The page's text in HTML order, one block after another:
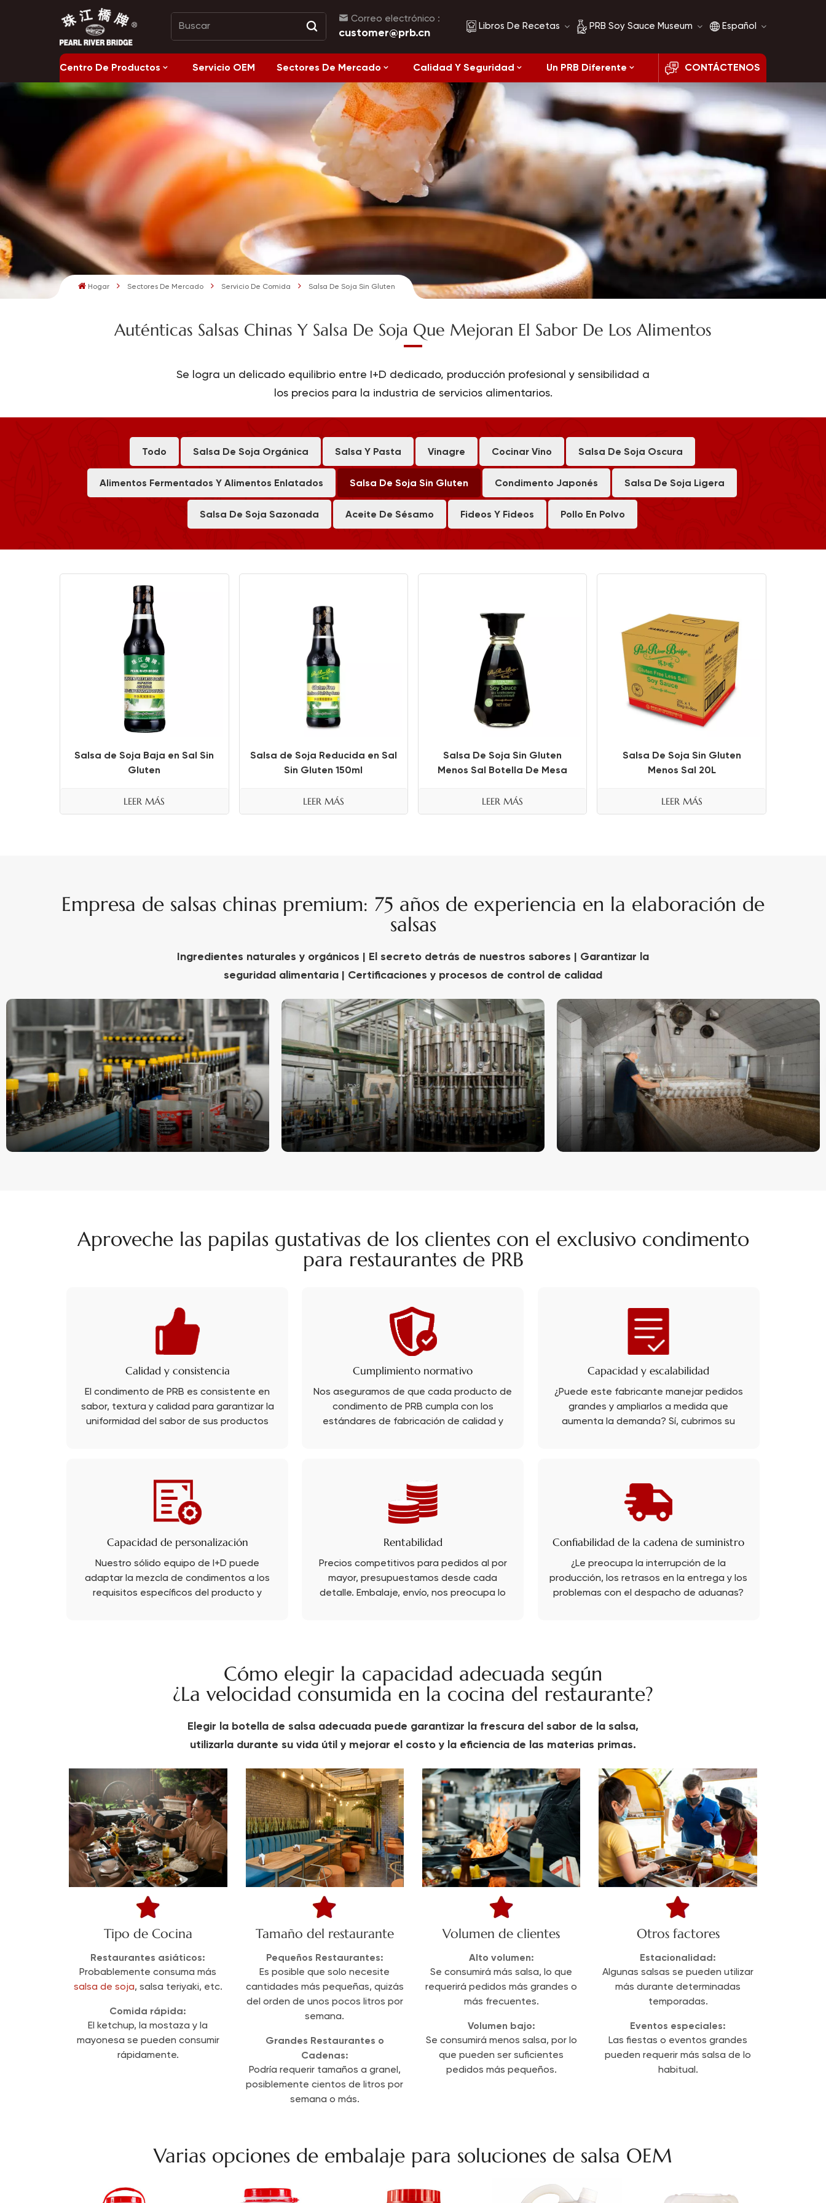
Correo electrónico :
customer@prb.cn Libros De Recetas
Recetas
Alimentación
Saludable
PRB Soy Sauce Museum
Historia de la salsa de
soja
Comparación de salsa
de soja
Español
English
français
العربية
Centro De Productos Servicio OEM Sectores De Mercado Calidad Y Seguridad Un PRB Diferente CONTÁCTENOS
Hogar Sectores De Mercado Servicio De Comida Salsa De Soja Sin Gluten
Auténticas Salsas Chinas Y Salsa De Soja Que Mejoran El Sabor De Los Alimentos
Se logra un delicado equilibrio entre I+D dedicado, producción profesional y sensibilidad a
los precios para la industria de servicios alimentarios.
Todo Salsa De Soja Orgánica Salsa Y Pasta Vinagre Cocinar Vino Salsa De Soja Oscura
Alimentos Fermentados Y Alimentos Enlatados Salsa De Soja Sin Gluten Condimento Japonés Salsa De Soja Ligera
Salsa De Soja Sazonada Aceite De Sésamo Fideos Y Fideos Pollo En Polvo
Salsa de Soja Baja en Sal Sin
Gluten
LEER MÁS
Salsa de Soja Reducida en Sal
Sin Gluten 150ml
LEER MÁS
Salsa De Soja Sin Gluten
Menos Sal Botella De Mesa
LEER MÁS
Salsa De Soja Sin Gluten
Menos Sal 20L
LEER MÁS
Empresa de salsas chinas premium: 75 años de experiencia en la elaboración de
salsas
Ingredientes naturales y orgánicos | El secreto detrás de nuestros sabores | Garantizar la
seguridad alimentaria | Certificaciones y procesos de control de calidad
Aproveche las papilas gustativas de los clientes con el exclusivo condimento
para restaurantes de PRB
Calidad y consistencia
El condimento de PRB es consistente en
sabor, textura y calidad para garantizar la
uniformidad del sabor de sus productos
Cumplimiento normativo
Nos aseguramos de que cada producto de
condimento de PRB cumpla con los
estándares de fabricación de calidad y
Capacidad y escalabilidad
¿Puede este fabricante manejar pedidos
grandes y ampliarlos a medida que
aumenta la demanda? Sí, cubrimos su
Capacidad de personalización
Nuestro sólido equipo de I+D puede
adaptar la mezcla de condimentos a los
requisitos específicos del producto y
Rentabilidad
Precios competitivos para pedidos al por
mayor, presupuestamos desde cada
detalle. Embalaje, envío, nos preocupa lo
Confiabilidad de la cadena de suministro
¿Le preocupa la interrupción de la
producción, los retrasos en la entrega y los
problemas con el despacho de aduanas?
Cómo elegir la capacidad adecuada según
¿La velocidad consumida en la cocina del restaurante?
Elegir la botella de salsa adecuada puede garantizar la frescura del sabor de la salsa,
utilizarla durante su vida útil y mejorar el costo y la eficiencia de las materias primas.
Tipo de Cocina
Restaurantes asiáticos:
Probablemente consuma más
salsa de soja, salsa teriyaki, etc.
Comida rápida:
El ketchup, la mostaza y la
mayonesa se pueden consumir
rápidamente.
Tamaño del restaurante
Pequeños Restaurantes:
Es posible que solo necesite
cantidades más pequeñas, quizás
del orden de unos pocos litros por
semana.
Grandes Restaurantes o
Cadenas:
Podría requerir tamaños a granel,
posiblemente cientos de litros por
semana o más.
Volumen de clientes
Alto volumen:
Se consumirá más salsa, lo que
requerirá pedidos más grandes o
más frecuentes.
Volumen bajo:
Se consumirá menos salsa, por lo
que pueden ser suficientes
pedidos más pequeños.
Otros factores
Estacionalidad:
Algunas salsas se pueden utilizar
más durante determinadas
temporadas.
Eventos especiales:
Las fiestas o eventos grandes
pueden requerir más salsa de lo
habitual.
Varias opciones de embalaje para soluciones de salsa OEM